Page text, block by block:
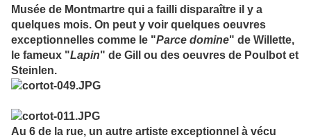
Musée de Montmartre qui a failli disparaître il y a
quelques mois. On peut y voir quelques oeuvres
exceptionnelles comme le "Parce domine" de Willette,
le fameux "Lapin" de Gill ou des oeuvres de Poulbot et
Steinlen.
Au 6 de la rue, un autre artiste exceptionnel à vécu